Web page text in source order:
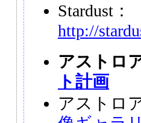
Stardust：
http://
アストロ
ト計画
アストロ